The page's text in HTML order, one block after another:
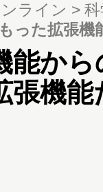
ライン
った拡張機
能か
張機能